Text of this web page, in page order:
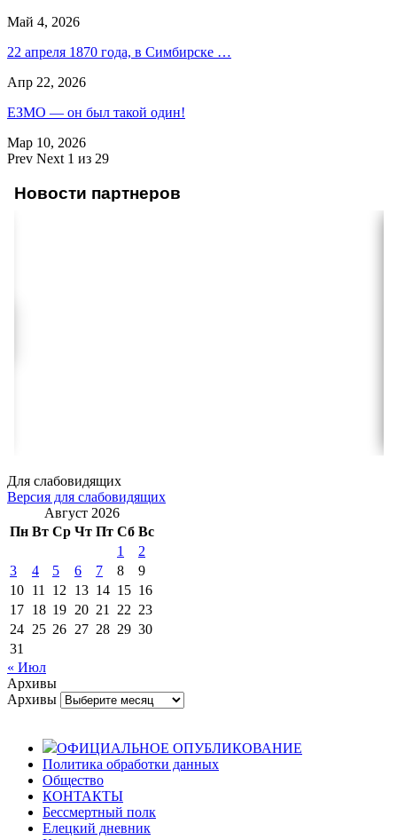
Май 4, 2026
22 апреля 1870 года, в Симбирске …
Апр 22, 2026
ЕЗМО — он был такой один!
Мар 10, 2026
Prev Next 1 из 29
Новости партнеров
Для слабовидящих
Версия для слабовидящих
Август 2026
Пн Вт Ср Чт Пт Сб Вс
1
2
3
4 5 6 7 8
9
10 11 12 13 14 15 16
17 18 19 20 21 22 23
24 25 26 27 28 29 30
31
« Июл
Архивы
Архивы
ОФИЦИАЛЬНОЕ ОПУБЛИКОВАНИЕ
Политика обработки данных
Общество
КОНТАКТЫ
Бессмертный полк
Елецкий дневник